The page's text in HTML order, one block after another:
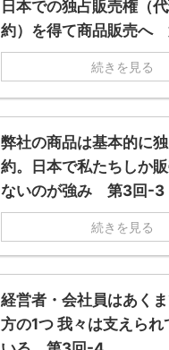
日本での独占販売権（
約）を得て商品販売へ
続きを見る
弊社の商品は基本的に
約。日本で私たちしか
ないのが強み 第3回-3
続きを見る
経営者・会社員はあく
方の1つ 我々は支えられ